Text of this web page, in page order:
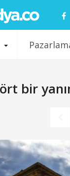
bir